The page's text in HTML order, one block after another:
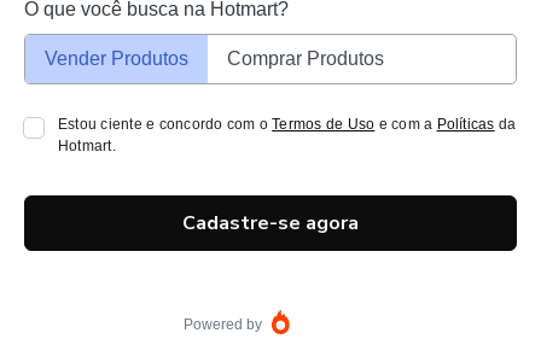
O que você busca na Hotmart?
Vender Produtos Comprar Produtos
Estou ciente e concordo com oTermos de Uso e com a Políticas da
Hotmart.
Cadastre-se agora
Powered by